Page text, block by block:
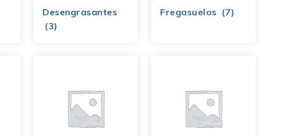
Desengrasantes
(3)
Fregasuelos (7)